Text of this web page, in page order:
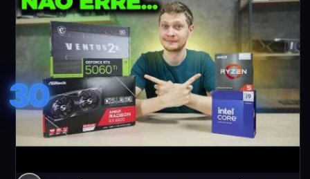
30